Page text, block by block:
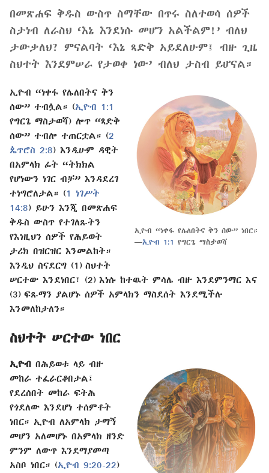
በመጽሐፍ ቅዱስ ውስጥ ስማቸው በጥሩ ስለተወሳ ሰዎች
ስታነብ ለራስህ ‘እኔ እንደነሱ መሆን አልችልም!’ ብለህ
ታውቃለህ? ምናልባት ‘እኔ ጻድቅ አይደለሁም፤ ብዙ ጊዜ
ስህተት እንደምሠራ የታወቀ ነው’ ብለህ ታስብ ይሆናል።
ኢዮብ “ነቀፋ የሌለበትና ቅን ሰው” ነበር።
—ኢዮብ 1:1 የግርጌ ማስታወሻ
ኢዮብ “ነቀፋ የሌለበትና ቅን
ሰው” ተብሏል። (ኢዮብ 1:1
የግርጌ ማስታወሻ) ሎጥ “ጻድቅ
ሰው” ተብሎ ተጠርቷል። (2
ጴጥሮስ 2:8) እንዲሁም ዳዊት
በአምላክ ፊት “ትክክል
የሆነውን ነገር ብቻ” እንዳደረገ
ተነግሮለታል። (1 ነገሥት
14:8) ይሁን እንጂ በመጽሐፍ
ቅዱስ ውስጥ የተገለጹትን
የእነዚህን ሰዎች የሕይወት
ታሪክ በዝርዝር እንመልከት።
እንዲህ ስናደርግ (1) ስህተት
ሠርተው እንደነበር፣ (2) እነሱ ከተዉት ምሳሌ ብዙ እንደምንማር እና
(3) ፍጹማን ያልሆኑ ሰዎች አምላክን ማስደሰት እንደሚችሉ
እንመለከታለን።
ስህተት ሠርተው ነበር
ኢዮብ በሕይወቱ ላይ ብዙ
መከራ ተፈራርቆበታል፤
የደረሰበት መከራ ፍትሕ
የጎደለው እንደሆነ ተሰምቶት
ነበር። ኢዮብ ለአምላክ ታማኝ
መሆን አለመሆኑ በአምላክ ዘንድ
ምንም ለውጥ እንደማያመጣ
አስቦ ነበር። (ኢዮብ 9:20-22)